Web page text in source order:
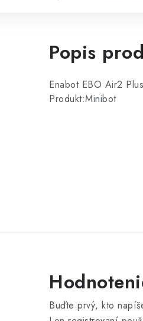
Popis
Enabot EBO Air2
Produkt:Minibot
Buďte prvý, kto